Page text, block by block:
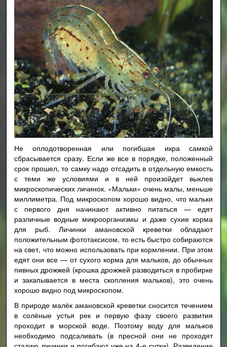
Не оплодотворенная или погибшая икра самкой
сбрасывается сразу. Если же все в порядке, положенный
срок прошел, то самку надо отсадить в отдельную емкость
с теми же условиями и в ней произойдет выклев
микроскопических личинок. «Мальки» очень малы, меньше
миллиметра. Под микроскопом хорошо видно, что мальки
с первого дня начинают активно питаться — едят
различные водные микроорганизмы и даже сухие корма
для рыб. Личинки амановской креветки обладают
положительным фототаксисом, то есть быстро собираются
на свет, что можно использовать при кормлении. При этом
едят они все — от сухого корма для мальков, до обычных
пивных дрожжей (крошка дрожжей разводиться в пробирке
и закапывается в места скопления мальков), это очень
хорошо видно под микроскопом.
В природе малёк амановской креветки сносится течением
в солёные устья рек и первую фазу своего развития
проходит в морской воде. Поэтому воду для мальков
необходимо подсаливать (в пресной они не проходят